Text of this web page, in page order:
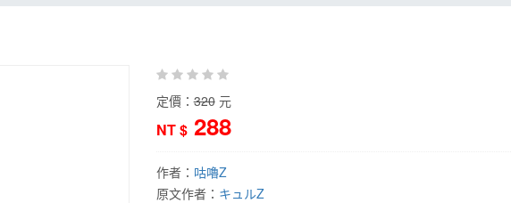
定價：320元
NT $288
作者： 咕嚕Z
原文作者： キュルZ